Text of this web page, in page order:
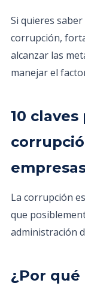
Si quieres
corrupción,
alcanzar las
manejar el
10
La corrupción
que
administración
¿Por